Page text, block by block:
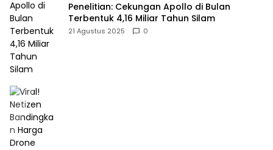
Penelitian: Cekungan Apollo di Bulan
Terbentuk 4,16 Miliar Tahun Silam
21 Agustus 2025 0